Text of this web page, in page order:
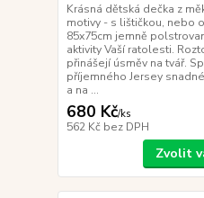
Krásná dětská dečka z
motivy - s lištičkou, nebo
85x75cm jemně
aktivity Vaší ratolesti.
přinášejí úsměv na tvář.
příjemného Jersey
a na ...
680 Kč/ks
562 Kč bez DPH
Zvolit